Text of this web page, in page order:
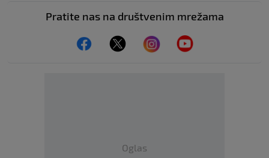
Pratite nas na društvenim mrežama
Oglas